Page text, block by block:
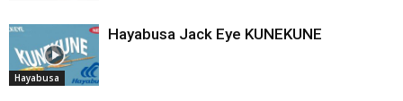
Hayabusa
Hayabusa Jack Eye KUNEKUNE